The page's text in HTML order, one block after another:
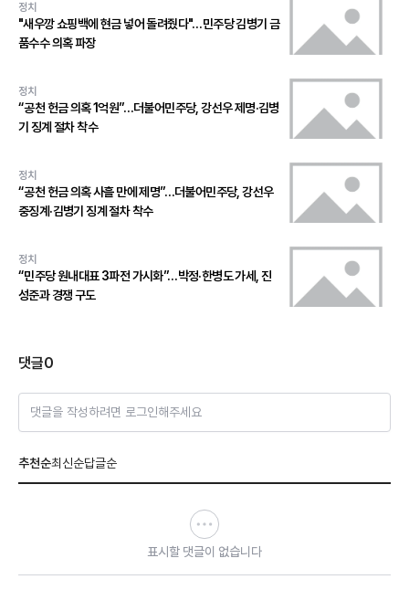
정치
"새우깡 쇼핑백에 현금 넣어 돌려줬다"…민주당 김병기 금
품수수 의혹 파장
정치
“공천 헌금 의혹 1억원”…더불어민주당, 강선우 제명·김병
기 징계 절차 착수
정치
“공천 헌금 의혹 사흘 만에 제명”…더불어민주당, 강선우
중징계·김병기 징계 절차 착수
정치
“민주당 원내대표 3파전 가시화”…박정·한병도 가세, 진
성준과 경쟁 구도
댓글0
댓글을 작성하려면 로그인해주세요
추천순최신순답글순
표시할 댓글이 없습니다